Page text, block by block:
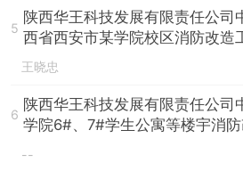
5
陕西华王科技发展有限责任公
西省西安市某学院校区消防改造
王晓忠
6
陕西华王科技发展有限责任公司
学院6#、7#学生公寓等楼宇消防
--